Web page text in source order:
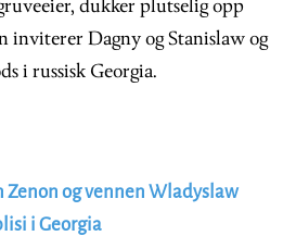
dukker plutselig opp
inviterer Dagny og Stanislaw og
i russisk Georgia.
Zenon og vennen Wladyslaw
i Georgia